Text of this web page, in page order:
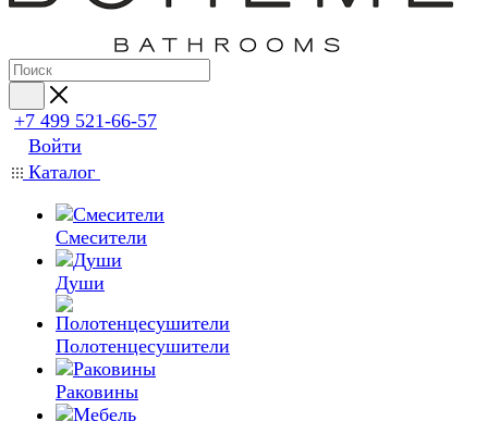
+7 499 521-66-57
Войти
Каталог
Смесители
Души
Полотенцесушители
Раковины